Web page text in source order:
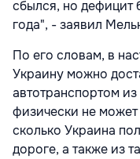
сбылся, но дефицит
года", - заявил
По его словам, в
Украину можно
автотранспортом
физически не может
сколько Украина
дороге, а также из